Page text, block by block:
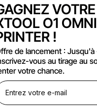
– Graveur Laser
Extrême
4 599,00 €
Populaire
xTool P3 –
80 W avec
Intelligente
6 989,00
VOTRE
O1 OMNI
!
de lancement :
vous au tirage au
votre chance.